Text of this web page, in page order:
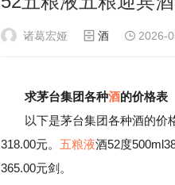
诸葛宏娅 酒 2026-
求茅台集团各种酒的价格表
以下是茅台集团各种酒的价格
318.00元。 五粮液酒52度
365.00元剑。